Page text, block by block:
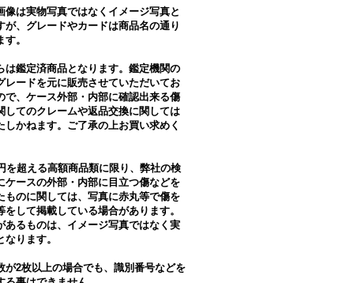
像は実物写真ではなくイメージ写真と
が、グレードやカードは商品名の通り
。
は鑑定済商品となります。鑑定機関の
レードを元に販売させていただいてお
で、ケース外部・内部に確認出来る傷
してのクレームや返品交換に関しては
しかねます。ご了承の上お買い求めく
を超える高額商品類に限り、弊社の検
ケースの外部・内部に目立つ傷などを
ものに関しては、写真に赤丸等で傷を
をして掲載している場合があります。
あるものは、イメージ写真ではなく実
なります。
が2枚以上の場合でも、識別番号などを